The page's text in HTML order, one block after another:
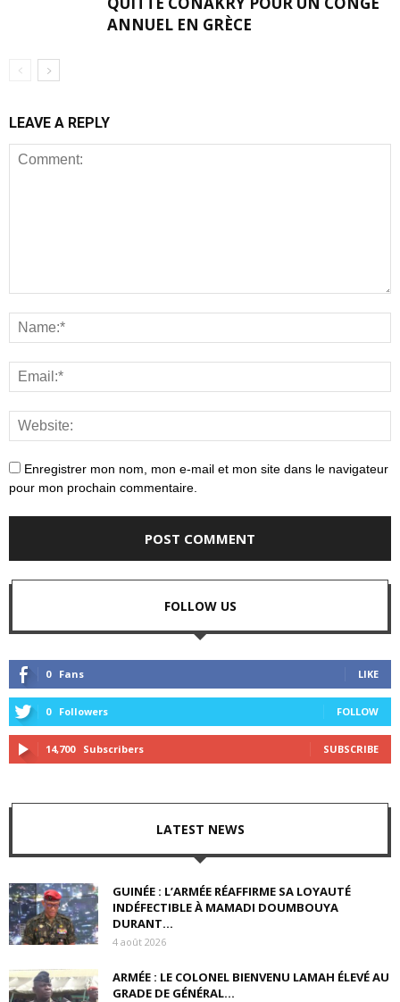
ANNUEL EN GRÈCE
LEAVE A REPLY
Enregistrer mon nom, mon e-mail et mon site dans le navigateur
pour mon prochain commentaire.
FOLLOW US
0 Fans LIKE
0 Followers FOLLOW
14,700 Subscribers SUBSCRIBE
LATEST NEWS
GUINÉE : L’ARMÉE RÉAFFIRME SA LOYAUTÉ
INDÉFECTIBLE À MAMADI DOUMBOUYA
DURANT...
4 août 2026
ARMÉE : LE COLONEL BIENVENU LAMAH ÉLEVÉ AU
GRADE DE GÉNÉRAL...